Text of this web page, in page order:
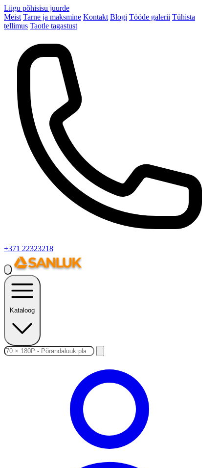
Liigu põhisisu juurde
Meist Tarne ja maksmine Kontakt Blogi Tööde galerii Tühista
tellimus Taotle tagastust
+371 22323218
Kataloog